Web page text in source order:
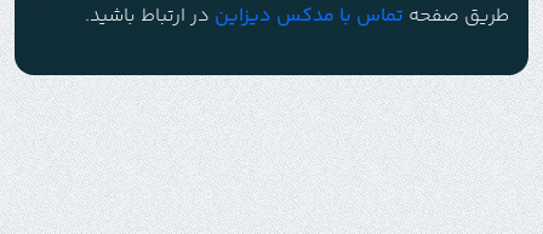
طریق صفحه تماس با مدکس دیزاین در ارتباط باشید.